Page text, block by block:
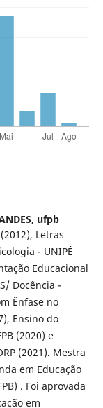
ufpb
Letras
- UNIPÊ
Educacional
Docência -
Ênfase no
Ensino do
(2020) e
(2021). Mestra
em Educação
. Foi aprovada
em